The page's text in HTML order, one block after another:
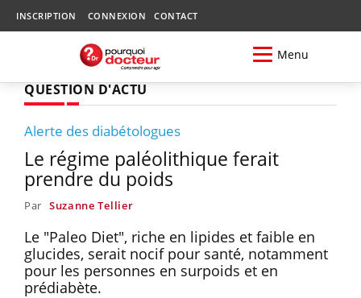
INSCRIPTION CONNEXION CONTACT
Menu
QUESTION D'ACTU
Alerte des diabétologues
Le régime paléolithique ferait
prendre du poids
Par Suzanne Tellier
Le "Paleo Diet", riche en lipides et faible en
glucides, serait nocif pour santé, notamment
pour les personnes en surpoids et en
prédiabète.